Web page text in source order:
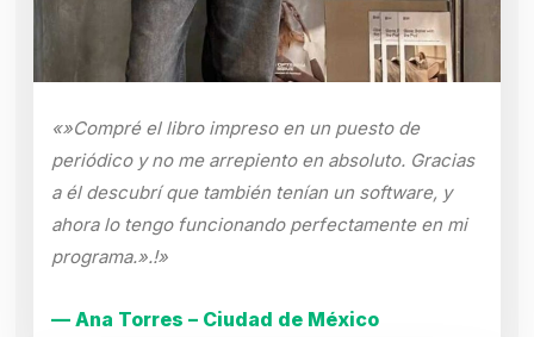
«»Compré el libro impreso en un puesto de
periódico y no me arrepiento en absoluto. Gracias
a él descubrí que también tenían un software, y
ahora lo tengo funcionando perfectamente en mi
programa.».!»
— Ana Torres – Ciudad de México